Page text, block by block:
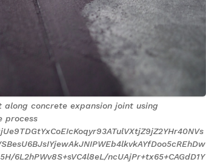
concrete expansion joint using
process
6L2hPWv8S+sVC4l8eL/ncUAjPr+tx65+CAGdD1Y